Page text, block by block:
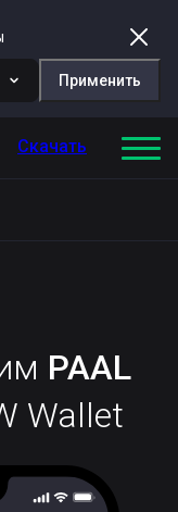
Применить
Скачать
PAAL
Wallet